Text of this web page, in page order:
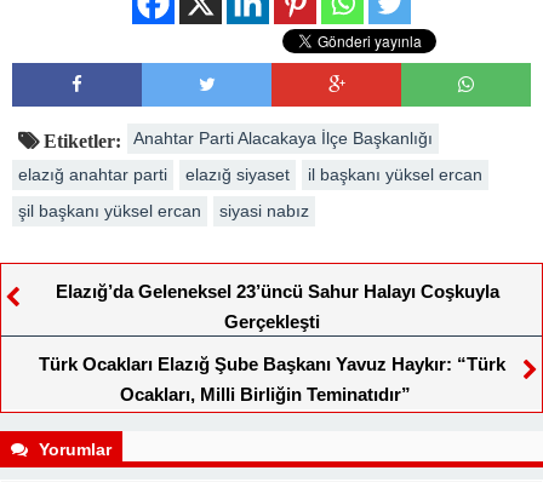
Etiketler:
Anahtar Parti Alacakaya İlçe Başkanlığı
elazığ anahtar parti
elazığ siyaset
il başkanı yüksel ercan
şil başkanı yüksel ercan
siyasi nabız
Elazığ’da Geleneksel 23’üncü Sahur Halayı Coşkuyla
Gerçekleşti
Türk Ocakları Elazığ Şube Başkanı Yavuz Haykır: “Türk
Ocakları, Milli Birliğin Teminatıdır”
Yorumlar